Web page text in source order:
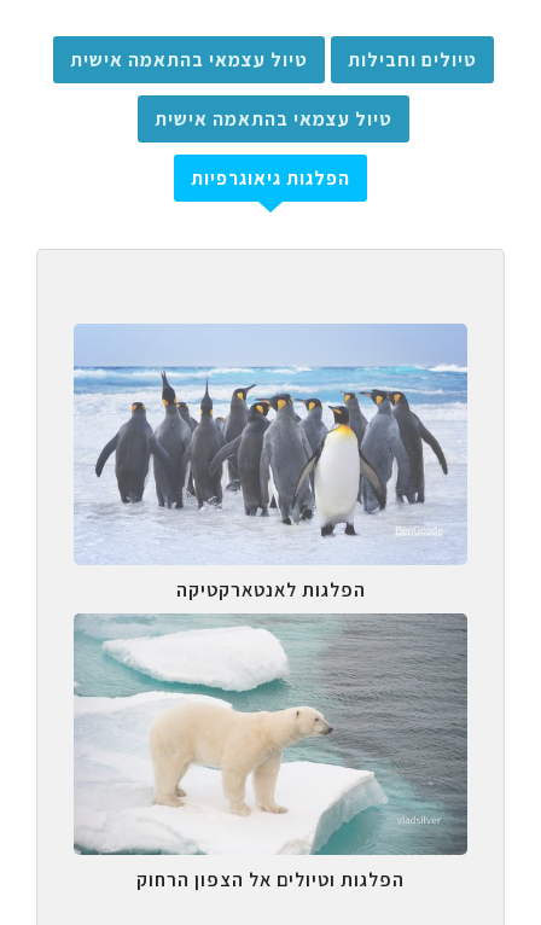
טיולים וחבילות טיול עצמאי בהתאמה אישית
טיול עצמאי בהתאמה אישית
הפלגות גיאוגרפיות
הפלגות לאנטארקטיקה
הפלגות וטיולים אל הצפון הרחוק